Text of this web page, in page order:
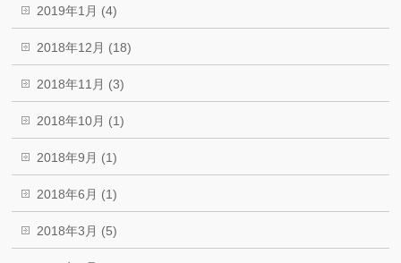
2019年1月 (4)
2018年12月 (18)
2018年11月 (3)
2018年10月 (1)
2018年9月 (1)
2018年6月 (1)
2018年3月 (5)